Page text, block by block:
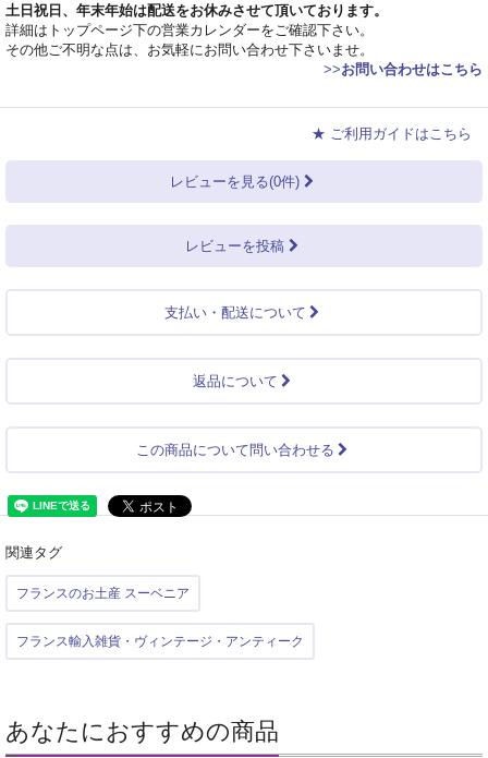
土日祝日、年末年始は配送をお休みさせて頂いております。
詳細はトップページ下の営業カレンダーをご確認下さい。
その他ご不明な点は、お気軽にお問い合わせ下さいませ。
>>お問い合わせはこちら
★ ご利用ガイドはこちら
レビューを見る(0件)
レビューを投稿
支払い・配送について
返品について
この商品について問い合わせる
関連タグ
フランスのお土産 スーベニア
フランス輸入雑貨・ヴィンテージ・アンティーク
あなたにおすすめの商品